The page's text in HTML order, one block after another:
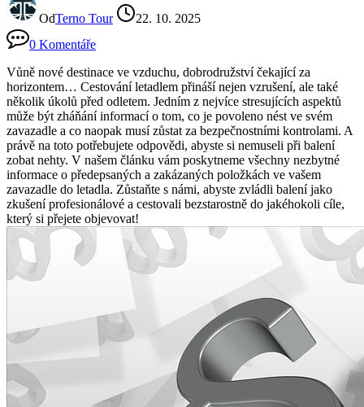
OdTerno Tour
22. 10. 2025
0 Komentáře
Vůně nové destinace ve vzduchu, dobrodružství čekající za
horizontem… Cestování letadlem přináší nejen vzrušení, ale také
několik úkolů před odletem. Jedním z nejvíce stresujících aspektů
může být zháňání informací o tom, co je povoleno nést ve svém
zavazadle a co naopak musí zůstat za bezpečnostními kontrolami. A
právě na toto potřebujete odpovědi, abyste si nemuseli při balení
zobat nehty. V našem článku vám poskytneme všechny nezbytné
informace o předepsaných a zakázaných položkách ve vašem
zavazadle do letadla. Zůstaňte s námi, abyste zvládli balení jako
zkušení profesionálové a cestovali bezstarostně do jakéhokoli cíle,
který si přejete objevovat!